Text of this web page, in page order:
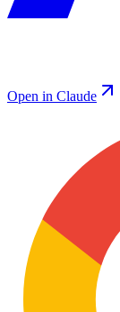
Open in Claude